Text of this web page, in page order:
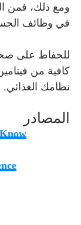
ومع ذلك، فمن
في وظائف
للحفاظ على
نظامك الغذائي.
المصادر